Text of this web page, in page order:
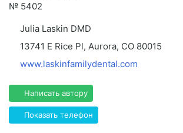
№ 5402
Julia Laskin DMD
13741 E Rice Pl, Aurora, CO 80015
www.laskinfamilydental.com
Написать автору
Показать телефон